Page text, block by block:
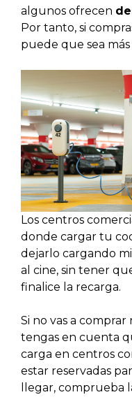
algunos ofrecen
Por tanto, si
puede que sea
Los centros
donde cargar tu
dejarlo cargando
al cine, sin tener
finalice la recarga.
Si no vas a
tengas en cuenta
carga en centros
estar reservadas
llegar, comprueba